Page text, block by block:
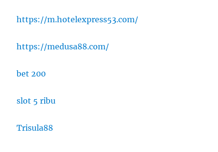
https://m.hotelexpress53.com/
https://medusa88.com/
bet 200
slot 5 ribu
Trisula88